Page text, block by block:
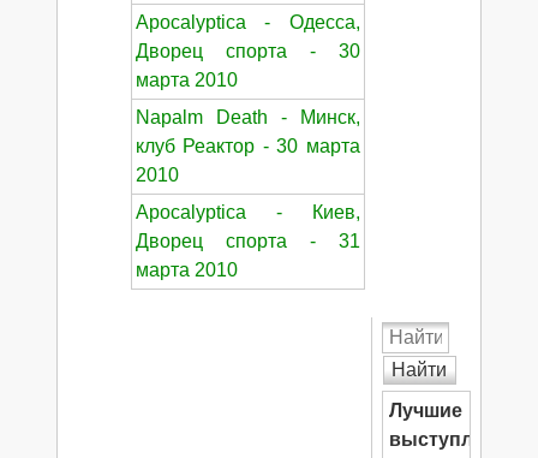
Apocalyptica - Одесса,
Дворец спорта - 30
марта 2010
Napalm Death - Минск,
клуб Реактор - 30 марта
2010
Apocalyptica - Киев,
Дворец спорта - 31
марта 2010
Найти
Лучшие
выступления: